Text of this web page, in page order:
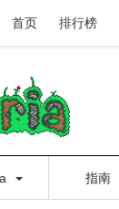
首页 排行榜
指南